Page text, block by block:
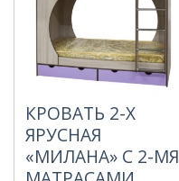
КРОВАТЬ 2-Х
ЯРУСНАЯ
«МИЛАНА» С 2-МЯ